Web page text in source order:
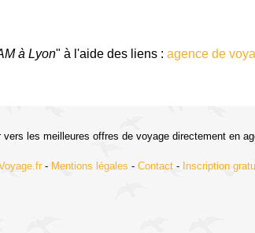
à Lyon" à l'aide des liens : agence de
vers les meilleures offres de voyage directement en
- Mentions légales - Contact- Inscription